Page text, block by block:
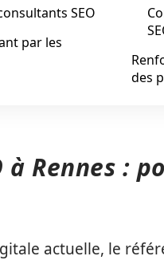
SEO
par les
des
à Rennes :
actuelle, le